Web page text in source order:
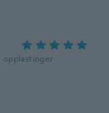
opplastinger